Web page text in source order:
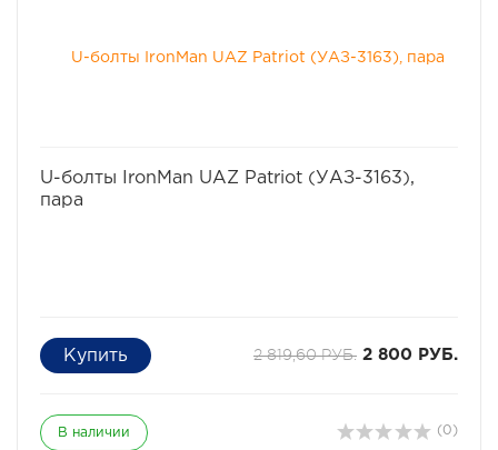
U-болты IronMan UAZ Patriot (УАЗ-3163),
пара
2 819,60 РУБ. 2 800 РУБ.
В наличии (0)